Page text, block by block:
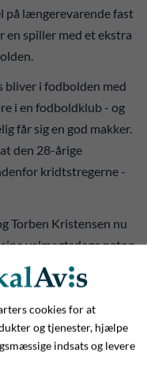
på længerevarende fast
spiller med et ekstra
bliver i fodbolden med
i en fodboldklub - og
får sig en god makker.
den 28-årige
kridtstregerne -
Torben Kristensen nu
velmagtsdage netop
afgøre en fodboldkamp
cookies for at
og tjenester, hjælpe
indsats og levere